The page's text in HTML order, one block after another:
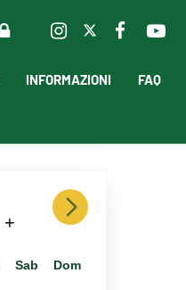
INFORMAZIONI FAQ
+
next
Sab Dom